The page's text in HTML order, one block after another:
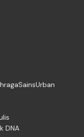
SainsUrban
DNA